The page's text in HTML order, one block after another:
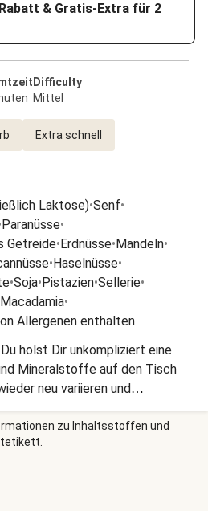
& Gratis-Extra für 2
Difficulty
Mittel
Extra schnell
Laktose)•Senf•
Paranüsse•
Getreide•Erdnüsse•Mandeln•
•Haselnüsse•
•Soja•Pistazien•Sellerie•
Macadamia•
Allergenen enthalten
holst Dir unkompliziert eine
Mineralstoffe auf den Tisch
neu variieren und
Gemüse ein toller Ballaststoff-
proteinreiches Fleisch und
und glücklich!
zu Inhaltsstoffen und